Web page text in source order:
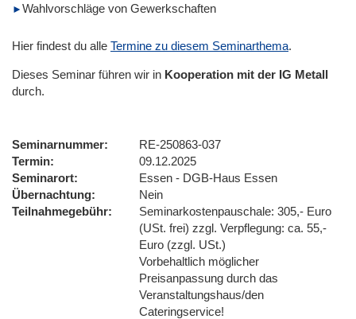
Wahlvorschläge von Gewerkschaften
Hier findest du alle Termine zu diesem Seminarthema.
Dieses Seminar führen wir in Kooperation mit der IG Metall
durch.
Seminarnummer
RE-250863-037
Termin
09.12.2025
Seminarort
Essen - DGB-Haus Essen
Übernachtung
Nein
Teilnahmegebühr
Seminarkostenpauschale: 305,- Euro
(USt. frei) zzgl. Verpflegung: ca. 55,-
Euro (zzgl. USt.)
Vorbehaltlich möglicher
Preisanpassung durch das
Veranstaltungshaus/den
Cateringservice!